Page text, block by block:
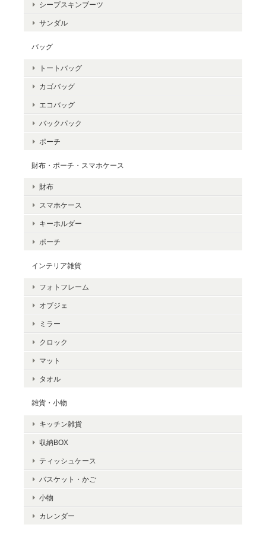
シープスキンブーツ
サンダル
バッグ
トートバッグ
カゴバッグ
エコバッグ
バックパック
ポーチ
財布・ポーチ・スマホケース
財布
スマホケース
キーホルダー
ポーチ
インテリア雑貨
フォトフレーム
オブジェ
ミラー
クロック
マット
タオル
雑貨・小物
キッチン雑貨
収納BOX
ティッシュケース
バスケット・かご
小物
カレンダー